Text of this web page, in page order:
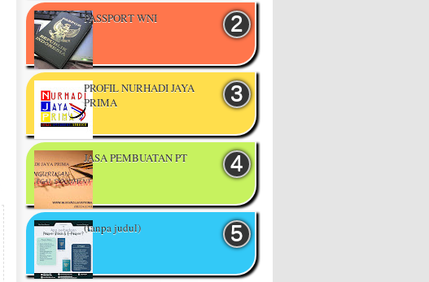
PASSPORT WNI
PROFIL NURHADI JAYA
PRIMA
JASA PEMBUATAN PT
(tanpa judul)